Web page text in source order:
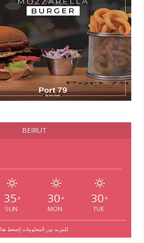
BEIRUT
35 °
SUN
30 °
MON
30 °
TUE
للمزيد من المعلومات إضغط هنا